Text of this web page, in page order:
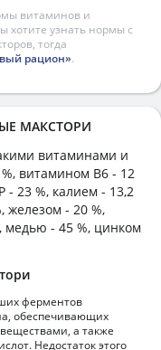
витаминов и
хотите узнать нормы с
тогда
рацион».
МАКСТОРИ
витаминами и
витамином B6 - 12
- 23 %, калием - 13,2
железом - 20 %,
медью - 45 %, цинком
ферментов
обеспечивающих
а также
Недостаток этого